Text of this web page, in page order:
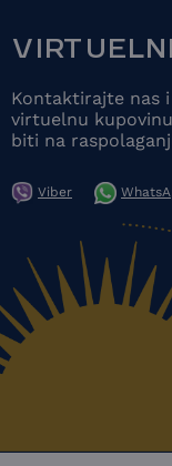
Kontaktirajte nas
virtuelnu
biti na
Viber